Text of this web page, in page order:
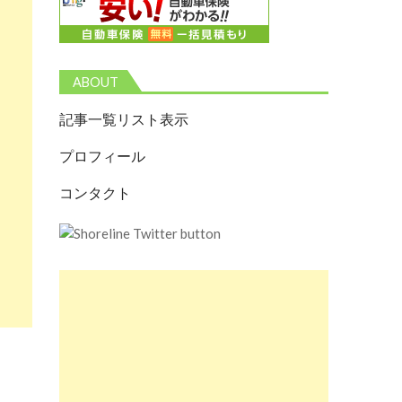
ABOUT
記事一覧リスト表示
プロフィール
コンタクト